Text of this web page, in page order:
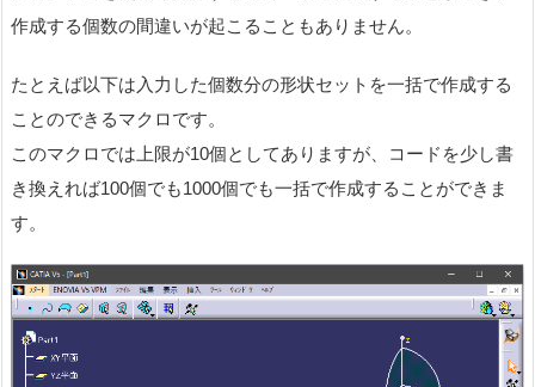
作成する個数の間違いが起こることもありません。
たとえば以下は入力した個数分の形状セットを一括で作成する
ことのできるマクロです。
このマクロでは上限が10個としてありますが、コードを少し書
き換えれば100個でも1000個でも一括で作成することができま
す。